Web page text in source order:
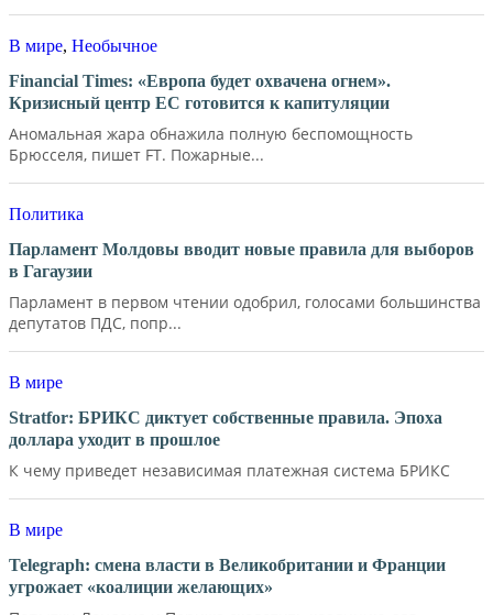
В мире, Необычное
Financial Times: «Европа будет охвачена огнем».
Кризисный центр ЕС готовится к капитуляции
Аномальная жара обнажила полную беспомощность
Брюсселя, пишет FT. Пожарные...
Политика
Парламент Молдовы вводит новые правила для выборов
в Гагаузии
Парламент в первом чтении одобрил, голосами большинства
депутатов ПДС, попр...
В мире
Stratfor: БРИКС диктует собственные правила. Эпоха
доллара уходит в прошлое
К чему приведет независимая платежная система БРИКС
В мире
Telegraph: смена власти в Великобритании и Франции
угрожает «коалиции желающих»